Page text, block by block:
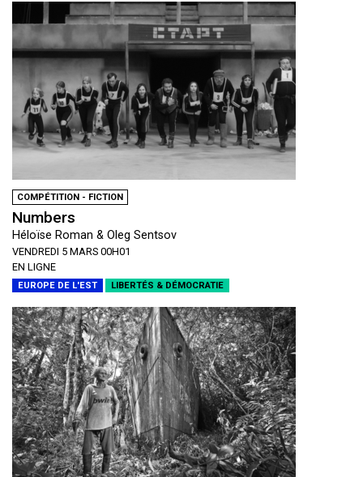
COMPÉTITION - FICTION
Numbers
Héloïse Roman & Oleg Sentsov
VENDREDI 5 MARS 00H01
EN LIGNE
EUROPE DE L'EST LIBERTÉS & DÉMOCRATIE